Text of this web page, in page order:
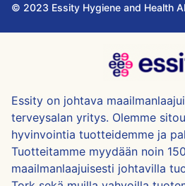
© 2023 Essity Hygiene and Health
Essity on johtava
terveysalan yritys. Olemme
hyvinvointia tuotteidemme ja
Tuotteitamme myydään noin
maailmanlaajuisesti johtavilla